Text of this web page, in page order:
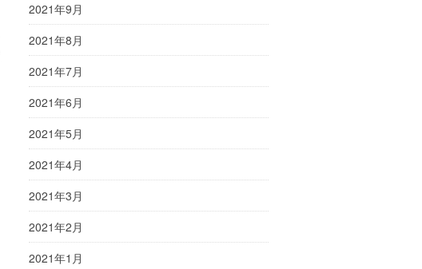
2021年9月
2021年8月
2021年7月
2021年6月
2021年5月
2021年4月
2021年3月
2021年2月
2021年1月